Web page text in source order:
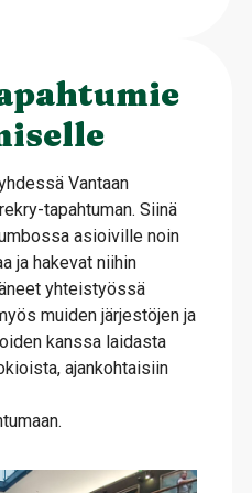
Vantaan
tapahtuman. Siinä
asioiville noin
ja hakevat niihin
yhteistyössä
muiden järjestöjen ja
kanssa laidasta
ajankohtaisiin